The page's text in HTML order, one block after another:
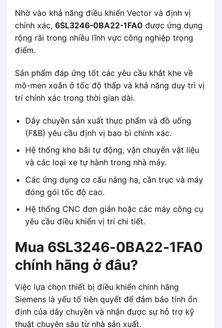
Nhờ vào khả năng điều khiển Vector và định vị
chính xác, 6SL3246-0BA22-1FA0 được ứng dụng
rộng rãi trong nhiều lĩnh vực công nghiệp trọng
điểm.
Sản phẩm đáp ứng tốt các yêu cầu khắt khe về
mô-men xoắn ở tốc độ thấp và khả năng duy trì vị
trí chính xác trong thời gian dài.
Dây chuyền sản xuất thực phẩm và đồ uống
(F&B) yêu cầu định vị bao bì chính xác.
Hệ thống kho bãi tự động, vận chuyển vật liệu
và các loại xe tự hành trong nhà máy.
Các ứng dụng cơ cấu nâng hạ, cần trục và máy
đóng gói tốc độ cao.
Hệ thống CNC đơn giản hoặc các máy công cụ
yêu cầu điều khiển vị trí chi tiết.
Mua 6SL3246-0BA22-1FA0
chính hãng ở đâu?
Việc lựa chọn thiết bị điều khiển chính hãng
Siemens là yếu tố tiên quyết để đảm bảo tính ổn
định của dây chuyền và nhận được sự hỗ trợ kỹ
thuật chuyên sâu từ nhà sản xuất.